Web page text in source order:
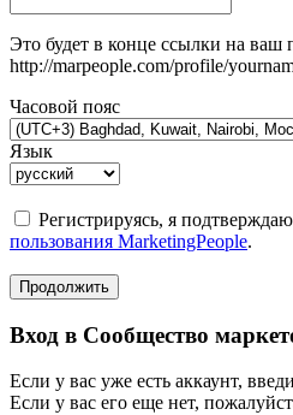
Это будет в конце ссылки на ваш
http://marpeople.com/profile/
Часовой пояс
Язык
Регистрируясь, я
пользования MarketingPeople.
Продолжить
Вход в Сообщество
Если у вас уже есть аккаунт,
Если у вас его еще нет,